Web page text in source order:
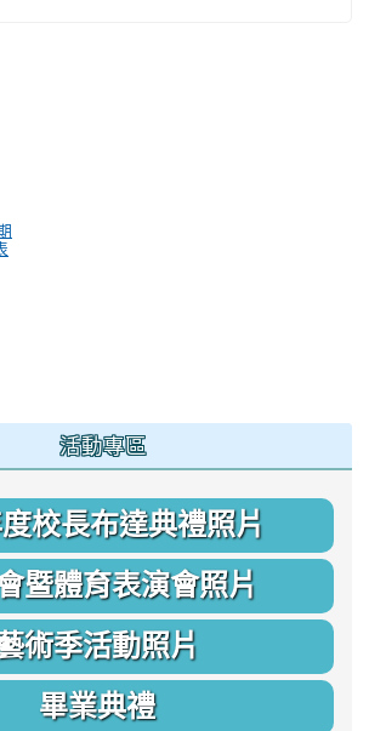
活動專區
度校長布達典禮照片
暨體育表演會照片
術季活動照片
畢業典禮